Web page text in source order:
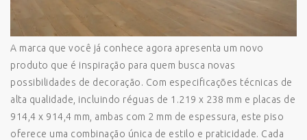
A marca que você já conhece agora apresenta um novo
produto que é inspiração para quem busca novas
possibilidades de decoração. Com especificações técnicas de
alta qualidade, incluindo réguas de 1.219 x 238 mm e placas de
914,4 x 914,4 mm, ambas com 2 mm de espessura, este piso
oferece uma combinação única de estilo e praticidade. Cada